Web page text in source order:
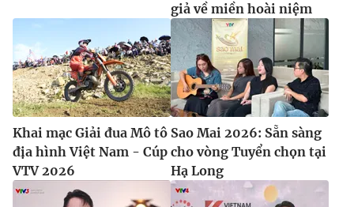
giả về miền hoài niệm
Khai mạc Giải đua Mô tô
địa hình Việt Nam - Cúp
VTV 2026
Sao Mai 2026: Sẵn sàng
cho vòng Tuyển chọn tại
Hạ Long